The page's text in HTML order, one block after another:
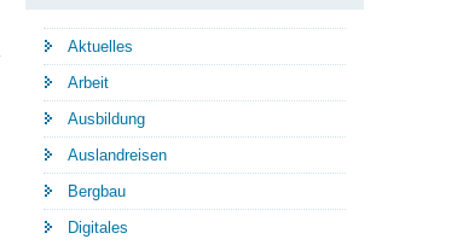
Aktuelles
Arbeit
Ausbildung
Auslandreisen
Bergbau
Digitales